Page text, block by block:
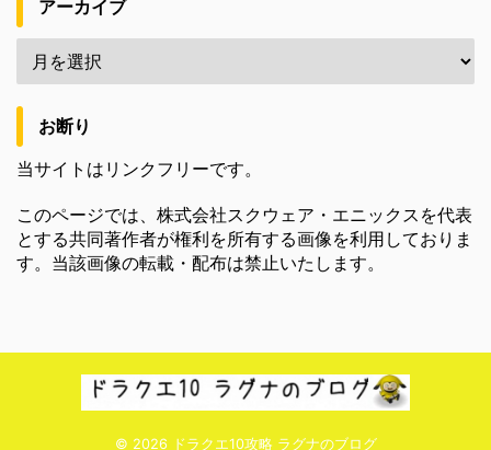
アーカイブ
お断り
当サイトはリンクフリーです。
このページでは、株式会社スクウェア・エニックスを代表
とする共同著作者が権利を所有する画像を利用しておりま
す。当該画像の転載・配布は禁止いたします。
© 2026 ドラクエ10攻略 ラグナのブログ